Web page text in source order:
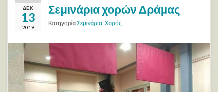
ΔΕΚ
13
2019
Σεμινάρια χορών Δράμας
ΚατηγορίαΣεμινάρια Χορός